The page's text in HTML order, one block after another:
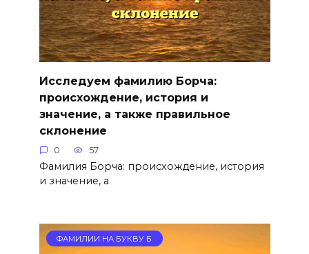
Исследуем фамилию Борча:
происхождение, история и
значение, а также правильное
склонение
0 57
Фамилия Борча: происхождение, история
и значение, а
ФАМИЛИИ НА БУКВУ Б